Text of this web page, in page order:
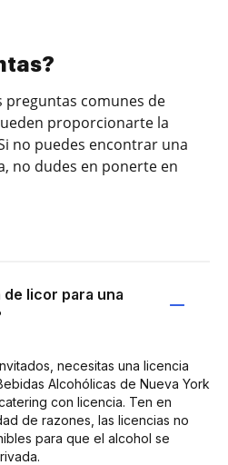
preguntas comunes de
proporcionarte la
no puedes encontrar una
no dudes en ponerte en
licor para una
necesitas una licencia
Alcohólicas de Nueva York
con licencia. Ten en
de razones, las licencias no
para que el alcohol se